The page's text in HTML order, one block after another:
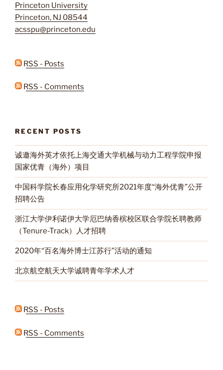
Princeton University
Princeton, NJ 08544
acsspu@princeton.edu
RSS - Posts
RSS - Comments
RECENT POSTS
诚邀海外英才依托上海交通大学机械与动力工程学院申报
国家优青（海外）项目
中国科学院长春应用化学研究所2021年度“海外优青”公开
招聘公告
浙江大学伊利诺伊大学厄巴纳香槟校区联合学院长聘教师
（Tenure-Track）人才招聘
2020年“百名海外博士江苏行”活动的通知
北京航空航天大学诚聘青年学术人才
RSS - Posts
RSS - Comments